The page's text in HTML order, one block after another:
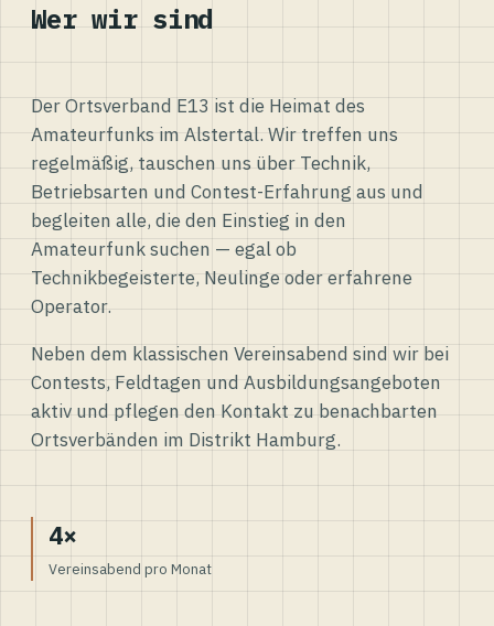
Wer wir sind
Der Ortsverband E13 ist die Heimat des
Amateurfunks im Alstertal. Wir treffen uns
regelmäßig, tauschen uns über Technik,
Betriebsarten und Contest-Erfahrung aus und
begleiten alle, die den Einstieg in den
Amateurfunk suchen — egal ob
Technikbegeisterte, Neulinge oder erfahrene
Operator.
Neben dem klassischen Vereinsabend sind wir bei
Contests, Feldtagen und Ausbildungsangeboten
aktiv und pflegen den Kontakt zu benachbarten
Ortsverbänden im Distrikt Hamburg.
4×
Vereinsabend pro Monat